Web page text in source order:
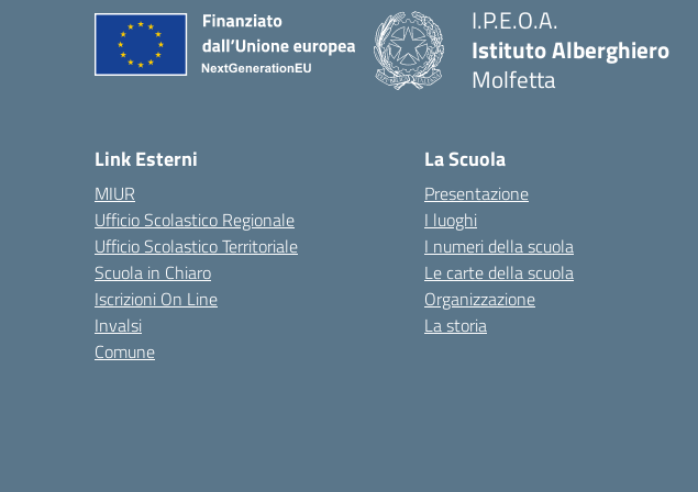
I.P.E.O.A.
Istituto Alberghiero
Molfetta
Link Esterni
MIUR
Ufficio Scolastico Regionale
Ufficio Scolastico Territoriale
Scuola in Chiaro
Iscrizioni On Line
Invalsi
Comune
La Scuola
Presentazione
I luoghi
I numeri della scuola
Le carte della scuola
Organizzazione
La storia